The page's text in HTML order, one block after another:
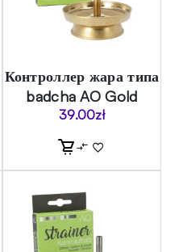
Контроллер жара типа
badcha AO Gold
39.00zł